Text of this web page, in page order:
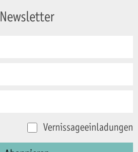
Newsletter
Vernissageeinladungen